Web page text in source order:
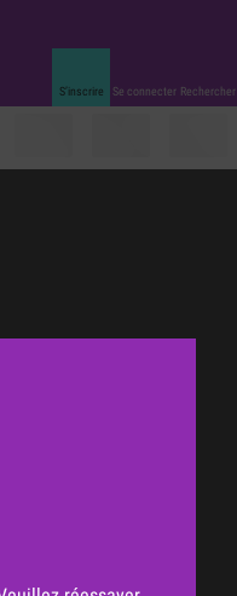
S’inscrire Se connecter Rechercher